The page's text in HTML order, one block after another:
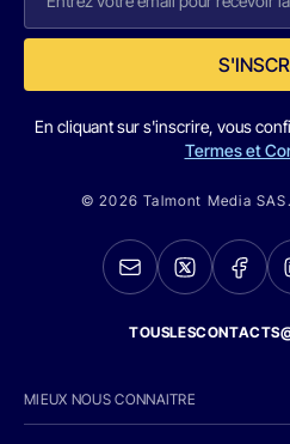
En cliquant sur s'inscrire, vous
Termes et
© 2026 Talmont Media
MIEUX NOUS CONNAITRE